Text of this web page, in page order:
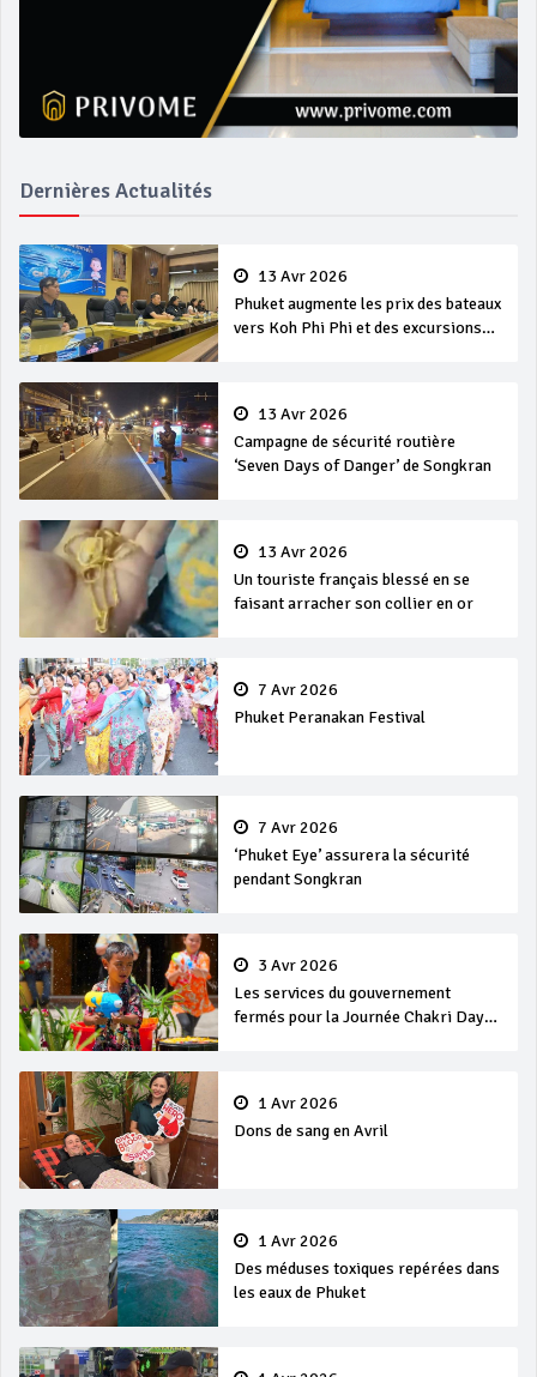
Dernières Actualités
13 Avr 2026
Phuket augmente les prix des bateaux
vers Koh Phi Phi et des excursions
13 Avr 2026
Campagne de sécurité routière
‘Seven Days of Danger’ de Songkran
13 Avr 2026
Un touriste français blessé en se
faisant arracher son collier en or
7 Avr 2026
Phuket Peranakan Festival
7 Avr 2026
‘Phuket Eye’ assurera la sécurité
pendant Songkran
3 Avr 2026
Les services du gouvernement
fermés pour la Journée Chakri Day
1 Avr 2026
Dons de sang en Avril
1 Avr 2026
Des méduses toxiques repérées dans
les eaux de Phuket